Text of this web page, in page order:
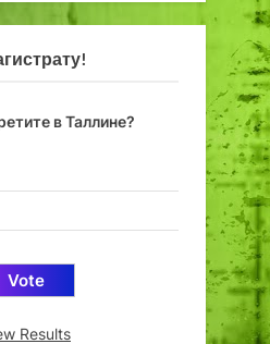
в Таллине?
Results